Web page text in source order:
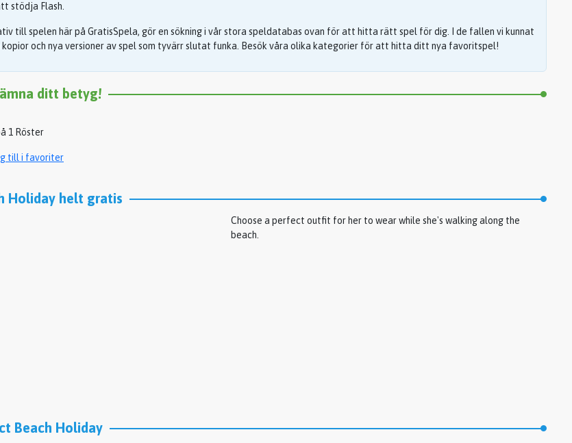
stödja Flash.
till spelen här på GratisSpela, gör en sökning i vår stora speldatabas ovan för att hitta rätt spel för dig. I de fallen vi kunnat
och nya versioner av spel som tyvärr slutat funka. Besök våra olika kategorier för att hitta ditt nya favoritspel!
ditt betyg!
1 Röster
till i favoriter
Holiday helt gratis
Choose a perfect outfit for her to wear while she's walking along the
beach.
Beach Holiday